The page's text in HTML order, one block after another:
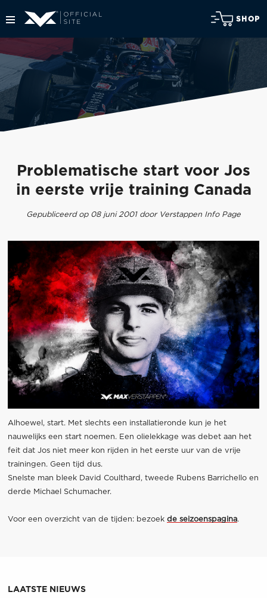
SHOP
Problematische start voor Jos
in eerste vrije training Canada
Gepubliceerd op 08 juni 2001 door Verstappen Info Page
Alhoewel, start. Met slechts een installatieronde kun je het
nauwelijks een start noemen. Een olielekkage was debet aan het
feit dat Jos niet meer kon rijden in het eerste uur van de vrije
trainingen. Geen tijd dus.
Snelste man bleek David Coulthard, tweede Rubens Barrichello en
derde Michael Schumacher.
Voor een overzicht van de tijden: bezoek de seizoenspagina.
LAATSTE NIEUWS